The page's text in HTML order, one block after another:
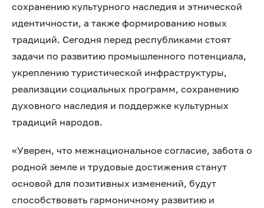
сохранению культурного наследия и этнической
идентичности, а также формированию новых
традиций. Сегодня перед республиками стоят
задачи по развитию промышленного потенциала,
укреплению туристической инфраструктуры,
реализации социальных программ, сохранению
духовного наследия и поддержке культурных
традиций народов.
«Уверен, что межнациональное согласие, забота о
родной земле и трудовые достижения станут
основой для позитивных изменений, будут
способствовать гармоничному развитию и